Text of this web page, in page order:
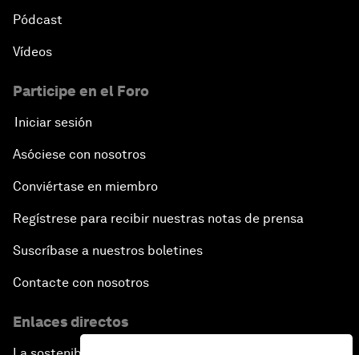
Pódcast
Vídeos
Participe en el Foro
Iniciar sesión
Asóciese con nosotros
Conviértase en miembro
Regístrese para recibir nuestras notas de prensa
Suscríbase a nuestros boletines
Contacte con nosotros
Enlaces directos